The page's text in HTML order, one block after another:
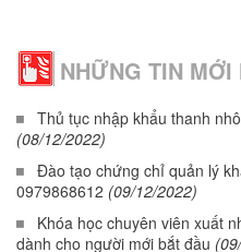
NHỮNG TIN MỚI
Thủ tục nhập khẩu thanh
(08/12/2022)
Đào tạo chứng chỉ quản lý
0979868612 (09/12/2022)
Khóa học chuyên viên xuất
dành cho người mới bắt đầu